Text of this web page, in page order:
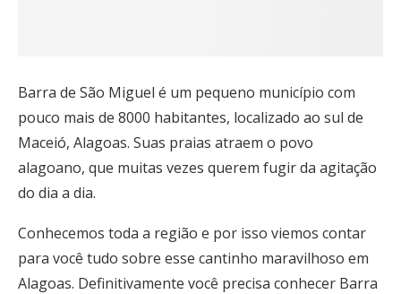
Barra de São Miguel é um pequeno município com
pouco mais de 8000 habitantes, localizado ao sul de
Maceió, Alagoas. Suas praias atraem o povo
alagoano, que muitas vezes querem fugir da agitação
do dia a dia.
Conhecemos toda a região e por isso viemos contar
para você tudo sobre esse cantinho maravilhoso em
Alagoas. Definitivamente você precisa conhecer Barra